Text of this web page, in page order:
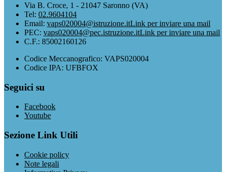
Via B. Croce, 1 - 21047 Saronno (VA)
Tel: 02.9604104
Email: vaps020004@istruzione.itLink per inviare una mail
PEC: vaps020004@pec.istruzione.itLink per inviare una mail
C.F.: 85002160126
Codice Meccanografico: VAPS020004
Codice IPA: UFBFOX
Seguici su
Facebook
Youtube
Sezione Link Utili
Cookie policy
Note legali